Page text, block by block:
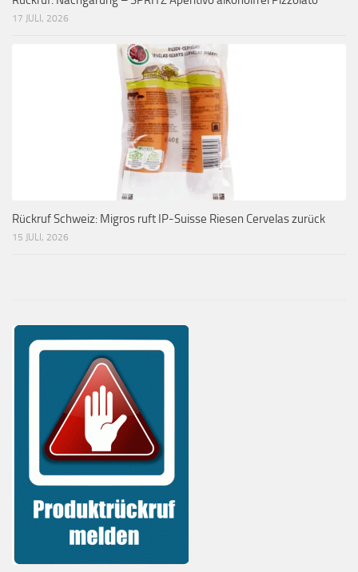
17 JULI, 2026
Rückruf Schweiz: Migros ruft IP-Suisse Riesen Cervelas zurück
15 JULI, 2026